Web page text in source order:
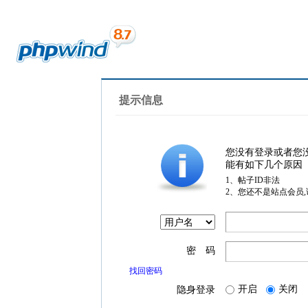
提示信息
您没有登录或者您
能有如下几个原因
1、帖子ID非法
2、您还不是站点会员
密 码
找回密码
隐身登录 开启 关闭